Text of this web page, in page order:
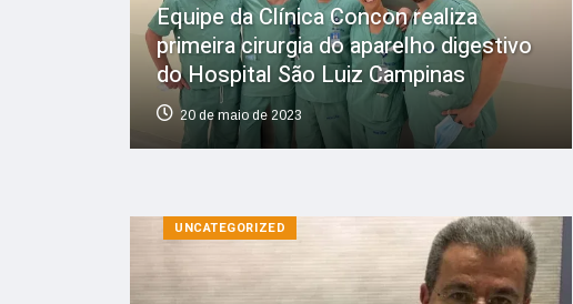
Equipe da Clínica Concon realiza
primeira cirurgia do aparelho digestivo
do Hospital São Luiz Campinas
20 de maio de 2023
UNCATEGORIZED